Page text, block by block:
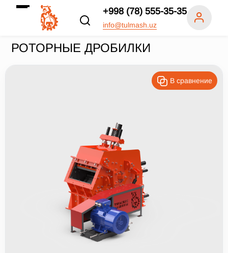
+998 (78) 555-35-35
info@tulmash.uz
РОТОРНЫЕ ДРОБИЛКИ
В сравнение